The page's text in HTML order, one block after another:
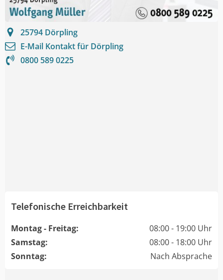
25794 Dörpling
E-Mail Kontakt für Dörpling
0800 589 0225
Telefonische Erreichbarkeit
Montag - Freitag:
08:00 - 19:00 Uhr
Samstag:
08:00 - 18:00 Uhr
Sonntag:
Nach Absprache